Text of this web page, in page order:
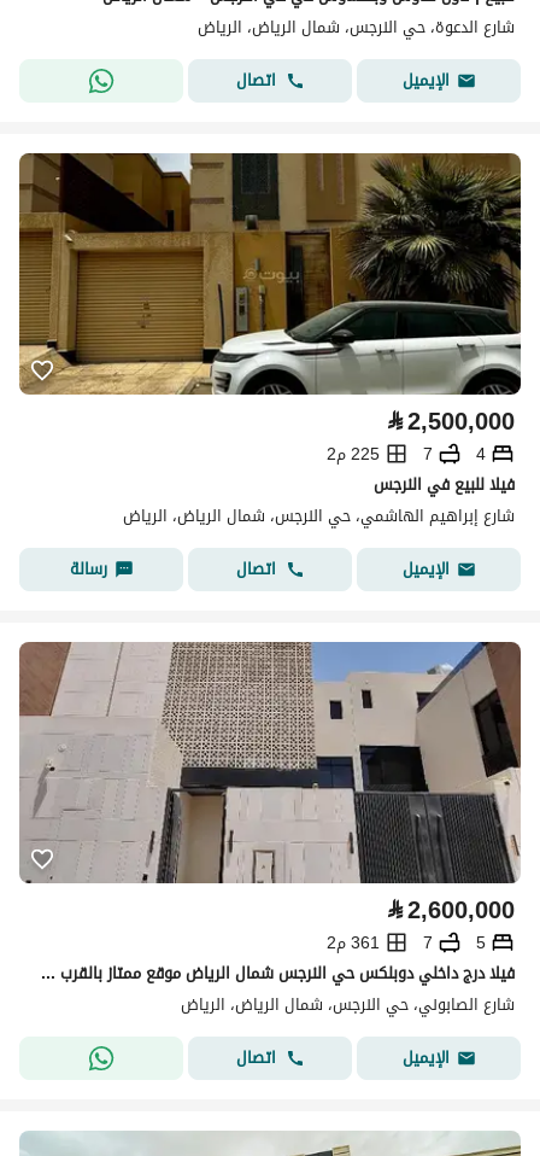
شارع الدعوة، حي النرجس، شمال الرياض، الرياض
الإيميل
اتصال
⃁2,500,000
4
7
225 م2
فيلا للبيع في النرجس
شارع إبراهيم الهاشمي، حي النرجس، شمال الرياض، الرياض
الإيميل
اتصال رسالة
⃁2,600,000
5
7
361 م2
فيلا درج داخلي دوبلكس حي النرجس شمال الرياض موقع ممتاز بالقرب من جميع الخدمات والطرق الرئيسيه
شارع الصابوني، حي النرجس، شمال الرياض، الرياض
الإيميل
اتصال